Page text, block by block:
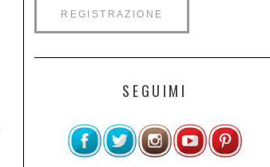
SEGUIMI